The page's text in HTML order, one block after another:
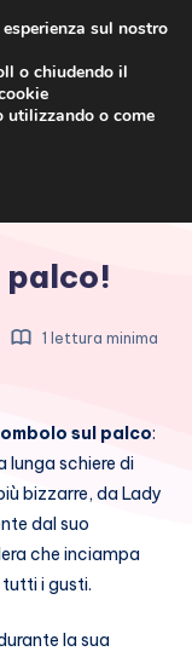
palco!
1 lettura minima
sul palco:
lunga schiere di
bizzarre, da Lady
dal suo
che inciampa
tutti i gusti.
la sua
sul nostro
o chiudendo il
utilizzando o come